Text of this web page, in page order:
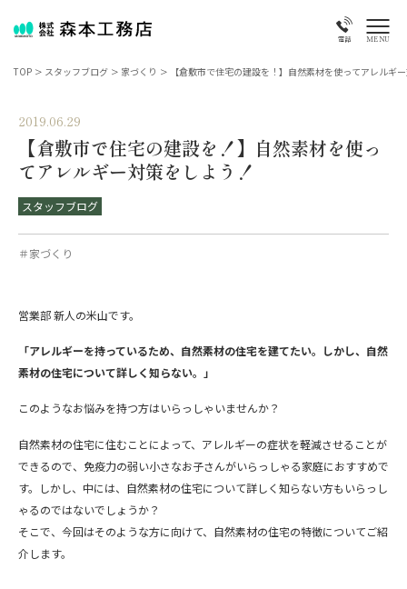
電話 MENU
TOP > スタッフブログ > 家づくり > 【倉敷市で住宅の建設を！】自然素材を使ってアレルギ
2019.06.29
【倉敷市で住宅の建設を！】自然素材を使っ
てアレルギー対策をしよう！
スタッフブログ
＃家づくり
営業部 新人の米山です。
「アレルギーを持っているため、自然素材の住宅を建てたい。しかし、自然
素材の住宅について詳しく知らない。」
このようなお悩みを持つ方はいらっしゃいませんか？
自然素材の住宅に住むことによって、アレルギーの症状を軽減させることが
できるので、免疫力の弱い小さなお子さんがいらっしゃる家庭におすすめで
す。しかし、中には、自然素材の住宅について詳しく知らない方もいらっし
ゃるのではないでしょうか？
そこで、今回はそのような方に向けて、自然素材の住宅の特徴についてご紹
介します。